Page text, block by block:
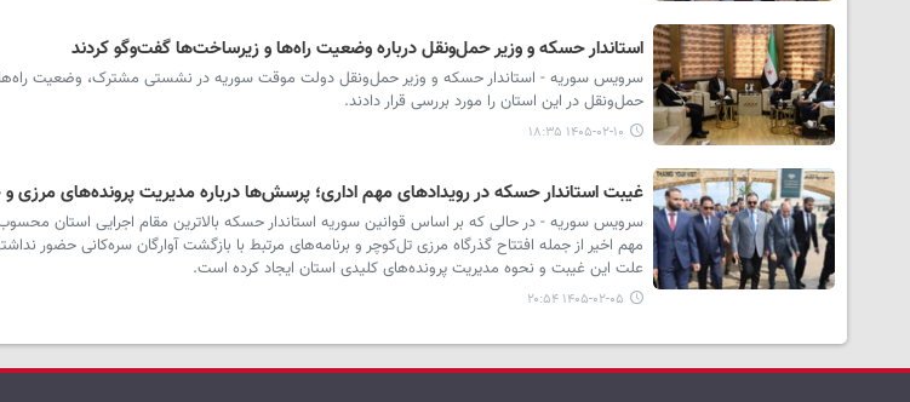
استاندار حسکه و وزیر حمل‌ونقل درباره وضعیت راه‌ها و زیرساخت‌ها گفت‌وگو کردند
سرویس سوریه - استاندار حسکه و وزیر حمل‌ونقل دولت موقت سوریه در نشستی مشترک، وضعیت
حمل‌ونقل در این استان را مورد بررسی قرار دادند.
۱۴۰۵-۰۲-۱۰ ۱۸:۳۵
غیبت استاندار حسکه در رویدادهای مهم اداری؛ پرسش‌ها درباره مدیریت پرونده‌های مرزی
سرویس سوریه - در حالی که بر اساس قوانین سوریه استاندار حسکه بالاترین مقام اجرایی استان
مهم اخیر از جمله افتتاح گذرگاه مرزی تل‌کوچر و برنامه‌های مرتبط با بازگشت آوارگان سره‌کانی حضور
علت این غیبت و نحوه مدیریت پرونده‌های کلیدی استان ایجاد کرده است.
۱۴۰۵-۰۲-۰۵ ۲۰:۵۴